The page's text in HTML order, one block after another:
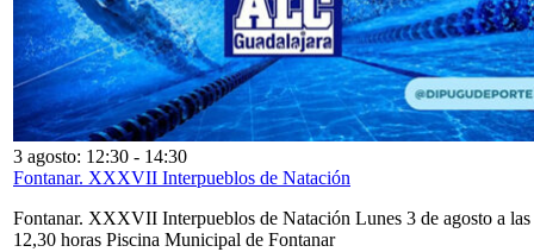
3 agosto: 12:30 - 14:30
Fontanar. XXXVII Interpueblos de Natación
Fontanar. XXXVII Interpueblos de Natación Lunes 3 de agosto a las
12,30 horas Piscina Municipal de Fontanar